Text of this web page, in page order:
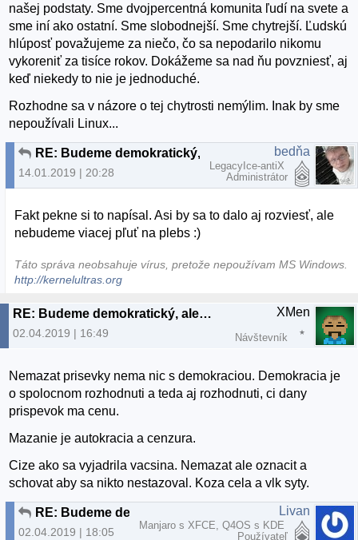
našej podstaty. Sme dvojpercentná komunita ľudí na svete a
sme iní ako ostatní. Sme slobodnejší. Sme chytrejší. Ľudskú
hlúposť považujeme za niečo, čo sa nepodarilo nikomu
vykoreniť za tisíce rokov. Dokážeme sa nad ňu povzniesť, aj
keď niekedy to nie je jednoduché.
Rozhodne sa v názore o tej chytrosti nemýlim. Inak by sme
nepoužívali Linux...
14.01.2019 | 20:28
bedňa
LegacyIce-antiX
Administrátor
Fakt pekne si to napísal. Asi by sa to dalo aj rozviesť, ale
nebudeme viacej pľuť na plebs :)
Táto správa neobsahuje vírus, pretože nepoužívam MS Windows.
http://kernelultras.org
RE: Budeme demokratický, alebo to budeme občasne čistiť?
02.04.2019 | 16:49
XMen
Návštevník
Nemazat prisevky nema nic s demokraciou. Demokracia je
o spolocnom rozhodnuti a teda aj rozhodnuti, ci dany
prispevok ma cenu.
Mazanie je autokracia a cenzura.
Cize ako sa vyjadrila vacsina. Nemazat ale oznacit a
schovat aby sa nikto nestazoval. Koza cela a vlk syty.
02.04.2019 | 18:05
Livan
Manjaro s XFCE, Q4OS s KDE
Používateľ